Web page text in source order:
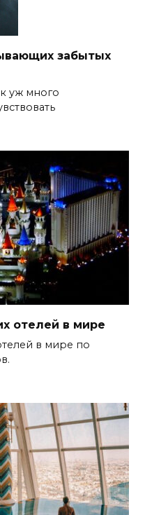
забытых
уж много
отелей в мире
в мире по